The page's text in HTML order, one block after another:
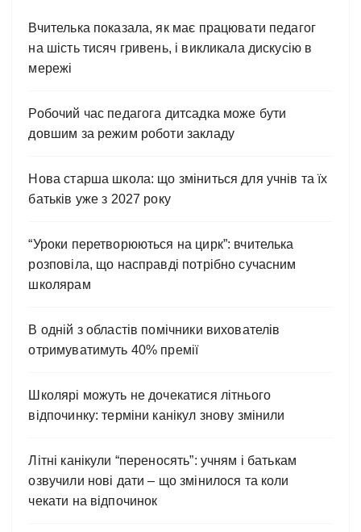
Вчителька показала, як має працювати педагог
на шість тисяч гривень, і викликала дискусію в
мережі
Робочий час педагога дитсадка може бути
довшим за режим роботи закладу
Нова старша школа: що зміниться для учнів та їх
батьків уже з 2027 року
“Уроки перетворюються на цирк”: вчителька
розповіла, що насправді потрібно сучасним
школярам
В одній з областів помічники вихователів
отримуватимуть 40% премії
Школярі можуть не дочекатися літнього
відпочинку: терміни канікул знову змінили
Літні канікули “переносять”: учням і батькам
озвучили нові дати – що змінилося та коли
чекати на відпочинок